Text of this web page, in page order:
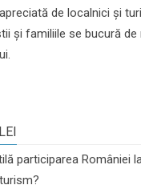
de localnici și
și familiile se bucură de
participarea României